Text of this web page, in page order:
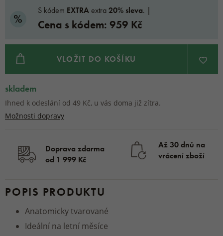
S kódem EXTRAextra20% sleva. |
Cena s kódem: 959 Kč
VLOŽIT DO KOŠÍKU
skladem
Ihned k odeslání od 49 Kč, u vás doma již zítra.
Možnosti dopravy
Doprava zdarma
od 1 999 Kč
Až 30 dnů na
vrácení zboží
POPIS PRODUKTU
Anatomicky tvarované
Ideální na letní měsíce